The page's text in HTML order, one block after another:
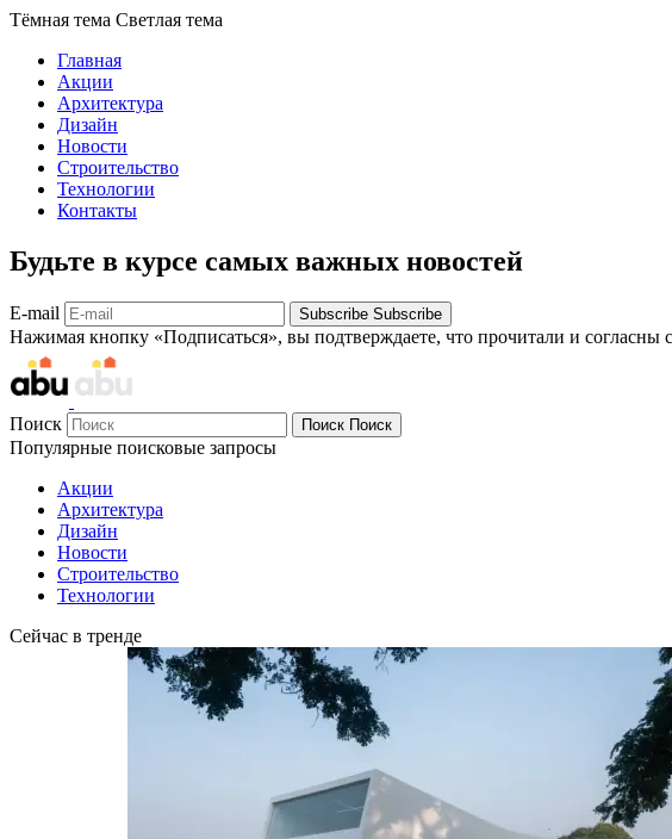
Тёмная тема Светлая тема
Главная
Акции
Архитектура
Дизайн
Новости
Строительство
Технологии
Контакты
Будьте в курсе самых важных новостей
E-mail Subscribe Subscribe
Нажимая кнопку «Подписаться», вы подтверждаете, что прочитали и согласны
Поиск Поиск Поиск
Популярные поисковые запросы
Акции
Архитектура
Дизайн
Новости
Строительство
Технологии
Сейчас в тренде